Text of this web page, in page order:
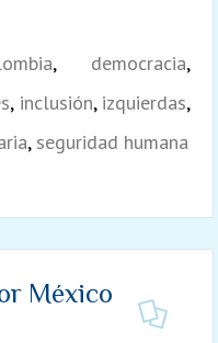
, democracia,
, inclusión, izquierdas,
, seguridad humana
México